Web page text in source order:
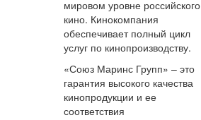
мировом уровне российского
кино. Кинокомпания
обеспечивает полный цикл
услуг по кинопроизводству.
«Союз Маринс Групп» – это
гарантия высокого качества
кинопродукции и ее
соответствия